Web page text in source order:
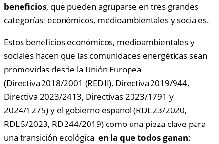
beneficios, que pueden agruparse en tres grandes
categorías: económicos, medioambientales y sociales.
Estos beneficios económicos, medioambientales y
sociales hacen que las comunidades energéticas sean
promovidas desde la Unión Europea
(Directiva 2018/2001 (RED II), Directiva 2019/944,
Directiva 2023/2413, Directivas 2023/1791 y
2024/1275) y el gobierno español (RDL 23/2020,
RDL 5/2023, RD 244/2019) como una pieza clave para
una transición ecológica en la que todos ganan: